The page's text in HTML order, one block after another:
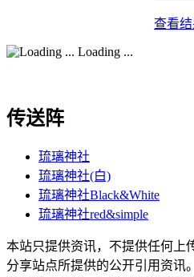
查看
Loading ...
传送阵
琉璃神社
琉璃神社(白)
琉璃神社Black&White
琉璃神社red&simple
本站只提供资讯，不提供任何上
分享站点所提供的公开引用资讯